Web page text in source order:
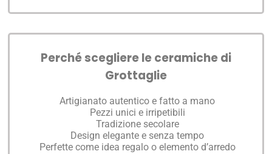
Perché scegliere le ceramiche di
Grottaglie
Artigianato autentico e fatto a mano
Pezzi unici e irripetibili
Tradizione secolare
Design elegante e senza tempo
Perfette come idea regalo o elemento d’arredo